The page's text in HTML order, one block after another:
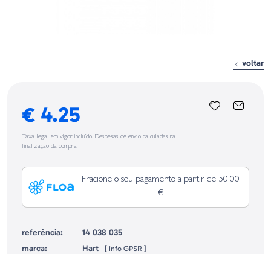
voltar
€ 4.25
Taxa legal em vigor incluído. Despesas de envio calculadas na
finalização da compra.
Fracione o seu pagamento a partir de 50,00
€
referência:
14 038 035
marca:
Hart [ info GPSR ]